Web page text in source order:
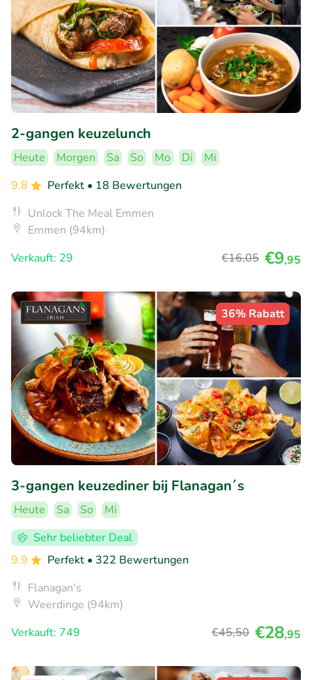
2-gangen keuzelunch
Heute Morgen Sa So Mo Di
Mi
9.8
Perfekt • 18 Bewertungen
Unlock The Meal Emmen
Emmen (94km)
Verkauft: 29
€16,05 €9,95
36% Rabatt
3-gangen keuzediner bij Flanagan´s
Heute Sa So
Mi
Sehr beliebter Deal
9.9
Perfekt • 322 Bewertungen
Flanagan's
Weerdinge (94km)
Verkauft: 749
€45,50 €28,95